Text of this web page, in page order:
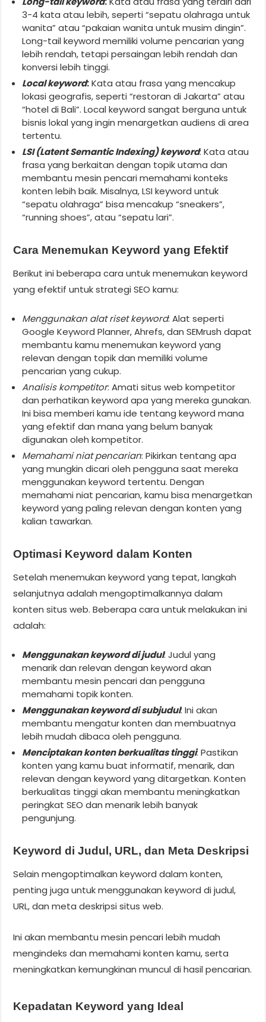
3-4 kata atau lebih, seperti “sepatu olahraga untuk
wanita” atau “pakaian wanita untuk musim dingin”.
Long-tail keyword memiliki volume pencarian yang
lebih rendah, tetapi persaingan lebih rendah dan
konversi lebih tinggi.
Local keyword:Kata atau frasa yang mencakup
lokasi geografis, seperti “restoran di Jakarta” atau
“hotel di Bali”. Local keyword sangat berguna untuk
bisnis lokal yang ingin menargetkan audiens di area
tertentu.
LSI (Latent Semantic Indexing) keyword: Kata atau
frasa yang berkaitan dengan topik utama dan
membantu mesin pencari memahami konteks
konten lebih baik. Misalnya, LSI keyword untuk
“sepatu olahraga” bisa mencakup “sneakers”,
“running shoes”, atau “sepatu lari”.
Cara Menemukan Keyword yang Efektif
Berikut ini beberapa cara untuk menemukan keyword
yang efektif untuk strategi SEO kamu:
Menggunakan alat riset keyword: Alat seperti
Google Keyword Planner, Ahrefs, dan SEMrush dapat
membantu kamu menemukan keyword yang
relevan dengan topik dan memiliki volume
pencarian yang cukup.
Analisis kompetitor: Amati situs web kompetitor
dan perhatikan keyword apa yang mereka gunakan.
Ini bisa memberi kamu ide tentang keyword mana
yang efektif dan mana yang belum banyak
digunakan oleh kompetitor.
Memahami niat pencarian: Pikirkan tentang apa
yang mungkin dicari oleh pengguna saat mereka
menggunakan keyword tertentu. Dengan
memahami niat pencarian, kamu bisa menargetkan
keyword yang paling relevan dengan konten yang
kalian tawarkan.
Optimasi Keyword dalam Konten
Setelah menemukan keyword yang tepat, langkah
selanjutnya adalah mengoptimalkannya dalam
konten situs web. Beberapa cara untuk melakukan ini
adalah:
Menggunakan keyword di judul: Judul yang
menarik dan relevan dengan keyword akan
membantu mesin pencari dan pengguna
memahami topik konten.
Menggunakan keyword di subjudul: Ini akan
membantu mengatur konten dan membuatnya
lebih mudah dibaca oleh pengguna.
Menciptakan konten berkualitas tinggi: Pastikan
konten yang kamu buat informatif, menarik, dan
relevan dengan keyword yang ditargetkan. Konten
berkualitas tinggi akan membantu meningkatkan
peringkat SEO dan menarik lebih banyak
pengunjung.
Keyword di Judul, URL, dan Meta Deskripsi
Selain mengoptimalkan keyword dalam konten,
penting juga untuk menggunakan keyword di judul,
URL, dan meta deskripsi situs web.
Ini akan membantu mesin pencari lebih mudah
mengindeks dan memahami konten kamu, serta
meningkatkan kemungkinan muncul di hasil pencarian.
Kepadatan Keyword yang Ideal